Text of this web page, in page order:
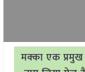
मक्का एक